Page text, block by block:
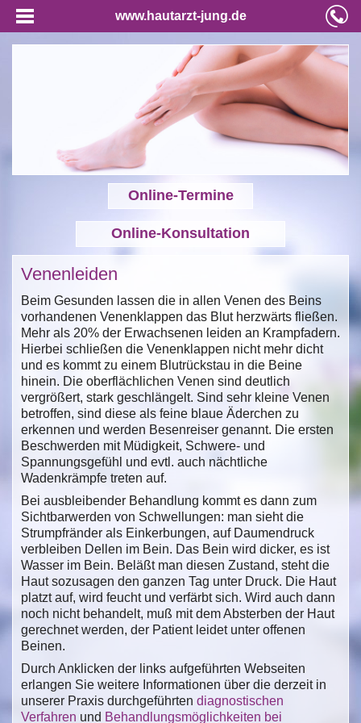
www.hautarzt-jung.de
Online-Termine
Online-Konsultation
Venenleiden
Beim Gesunden lassen die in allen Venen des Beins
vorhandenen Venenklappen das Blut herzwärts fließen.
Mehr als 20% der Erwachsenen leiden an Krampfadern.
Hierbei schließen die Venenklappen nicht mehr dicht
und es kommt zu einem Blutrückstau in die Beine
hinein. Die oberflächlichen Venen sind deutlich
vergrößert, stark geschlängelt. Sind sehr kleine Venen
betroffen, sind diese als feine blaue Äderchen zu
erkennen und werden Besenreiser genannt. Die ersten
Beschwerden mit Müdigkeit, Schwere- und
Spannungsgefühl und evtl. auch nächtliche
Wadenkrämpfe treten auf.
Bei ausbleibender Behandlung kommt es dann zum
Sichtbarwerden von Schwellungen: man sieht die
Strumpfränder als Einkerbungen, auf Daumendruck
verbleiben Dellen im Bein. Das Bein wird dicker, es ist
Wasser im Bein. Beläßt man diesen Zustand, steht die
Haut sozusagen den ganzen Tag unter Druck. Die Haut
platzt auf, wird feucht und verfärbt sich. Wird auch dann
noch nicht behandelt, muß mit dem Absterben der Haut
gerechnet werden, der Patient leidet unter offenen
Beinen.
Durch Anklicken der links aufgeführten Webseiten
erlangen Sie weitere Informationen über die derzeit in
unserer Praxis durchgeführten diagnostischen
Verfahren und Behandlungsmöglichkeiten bei